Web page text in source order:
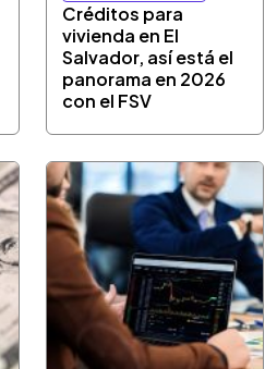
Créditos para
vivienda en El
Salvador, así está el
panorama en 2026
con el FSV